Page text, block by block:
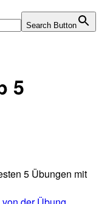
Search Button
5
5 Übungen mit